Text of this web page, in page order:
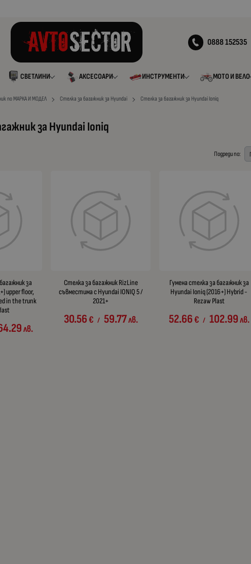
0888 152535
СВЕТЛИНИ АКСЕСОАРИ ИНСТРУМЕНТИ МОТО И ВЕЛО
по МАРКА И МОДЕЛ Стелка за багажник за Hyundai Стелка за багажник за Hyundai Ioniq
за Hyundai Ioniq
Подреди по:
за
upper floor,
in the trunk
лв.
Стелка за багажник RizLine
съвместимa с Hyundai IONIQ 5 /
2021+
30.56€ / 59.77лв.
Гумена стелка за багажник за
Hyundai Ioniq (2016+) Hybrid -
Rezaw Plast
52.66€ / 102.99лв.